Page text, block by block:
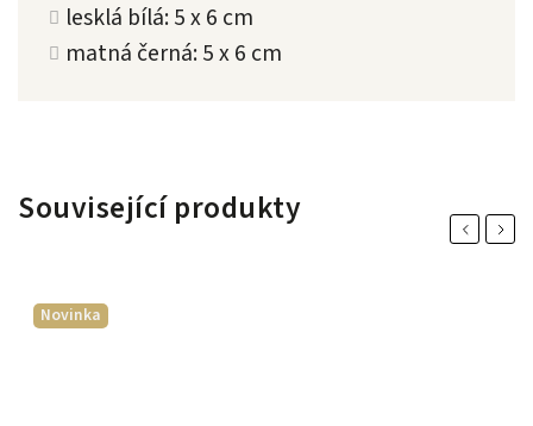
lesklá bílá: 5 x 6 cm
matná černá: 5 x 6 cm
Související produkty Previous
Novinka
Next